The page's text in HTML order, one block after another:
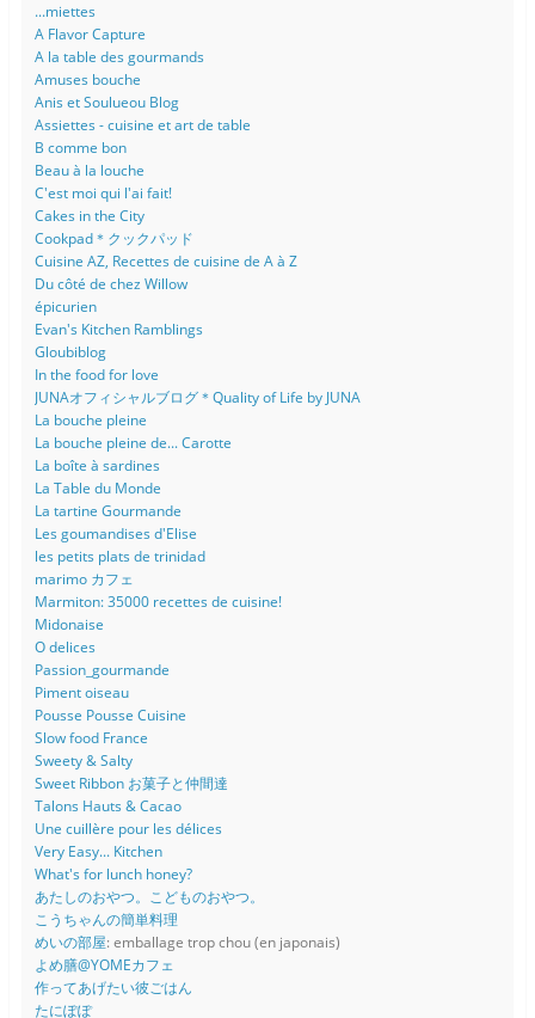
...miettes
A Flavor Capture
A la table des gourmands
Amuses bouche
Anis et Soulueou Blog
Assiettes - cuisine et art de table
B comme bon
Beau à la louche
C'est moi qui l'ai fait!
Cakes in the City
Cookpad＊クックパッド
Cuisine AZ, Recettes de cuisine de A à Z
Du côté de chez Willow
épicurien
Evan's Kitchen Ramblings
Gloubiblog
In the food for love
JUNAオフィシャルブログ＊Quality of Life by JUNA
La bouche pleine
La bouche pleine de... Carotte
La boîte à sardines
La Table du Monde
La tartine Gourmande
Les goumandises d'Elise
les petits plats de trinidad
marimo カフェ
Marmiton: 35000 recettes de cuisine!
Midonaise
O delices
Passion_gourmande
Piment oiseau
Pousse Pousse Cuisine
Slow food France
Sweety & Salty
Sweet Ribbon お菓子と仲間達
Talons Hauts & Cacao
Une cuillère pour les délices
Very Easy... Kitchen
What's for lunch honey?
あたしのおやつ。こどものおやつ。
こうちゃんの簡単料理
めいの部屋: emballage trop chou (en japonais)
よめ膳@YOMEカフェ
作ってあげたい彼ごはん
たにぽぽ